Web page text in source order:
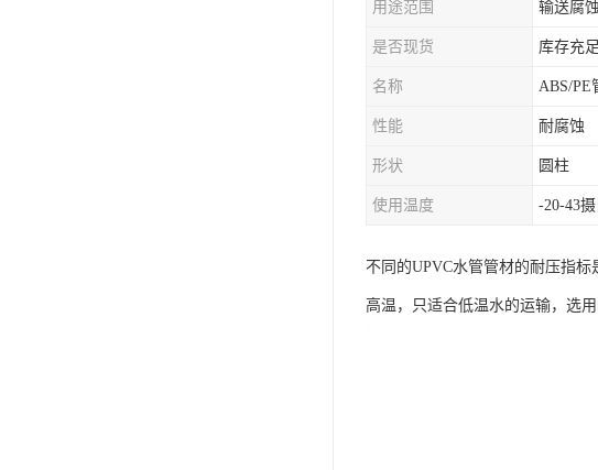
用途范围 输送腐
是否现货 库存充足
名称 ABS/PE
性能 耐腐蚀
形状 圆柱
使用温度 -20-43
不同的UPVC水管管材的耐压指
高温，只适合低温水的运输，选用